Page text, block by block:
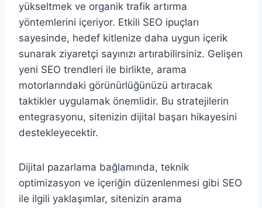
yükseltmek ve organik trafik artırma
yöntemlerini içeriyor. Etkili SEO ipuçları
sayesinde, hedef kitlenize daha uygun içerik
sunarak ziyaretçi sayınızı artırabilirsiniz. Gelişen
yeni SEO trendleri ile birlikte, arama
motorlarındaki görünürlüğünüzü artıracak
taktikler uygulamak önemlidir. Bu stratejilerin
entegrasyonu, sitenizin dijital başarı hikayesini
destekleyecektir.
Dijital pazarlama bağlamında, teknik
optimizasyon ve içeriğin düzenlenmesi gibi SEO
ile ilgili yaklaşımlar, sitenizin arama